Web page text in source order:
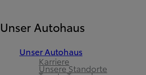
Unser Autohaus
Unser Autohaus
Karriere
Unsere Standorte